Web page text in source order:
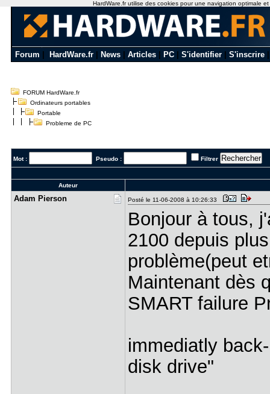
Forum HardWare.fr News Articles PC S'identifier S'inscrire
FORUM HardWare.fr
Ordinateurs portables
Portable
Probleme de PC
Mot : Pseudo : Filtrer
Auteur
Adam Piers​on Posté le 11-06-2008 à 10:26:33
Bonjour à tous,
2100 depuis
problème(peut
Maintenant dès
SMART
immediatly
disk drive"
HardWare.fr utilise des cookies pour une navigation optimale